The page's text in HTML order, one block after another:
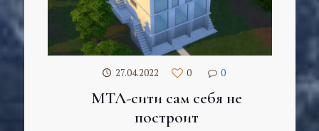
27.04.2022 0 0
МТЛ-сити сам себя не
построит